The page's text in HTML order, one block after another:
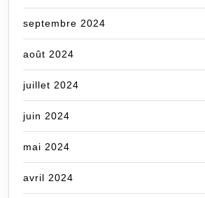
septembre 2024
août 2024
juillet 2024
juin 2024
mai 2024
avril 2024